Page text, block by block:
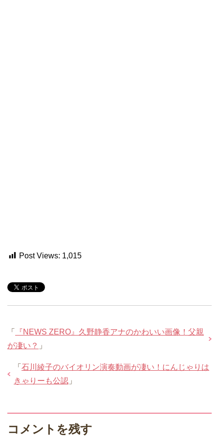
Post Views: 1,015
「
『NEWS ZERO』久野静香アナのかわいい画像！父親
が凄い？ 」
「 石川綾子のバイオリン演奏動画が凄い！にんじゃりは
きゃりーも公認 」
コメントを残す